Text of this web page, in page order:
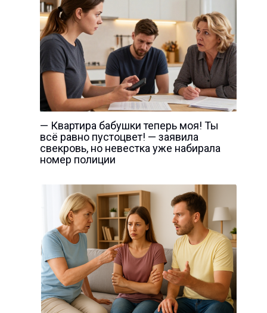
— Квартира бабушки теперь моя! Ты
всё равно пустоцвет! — заявила
свекровь, но невестка уже набирала
номер полиции